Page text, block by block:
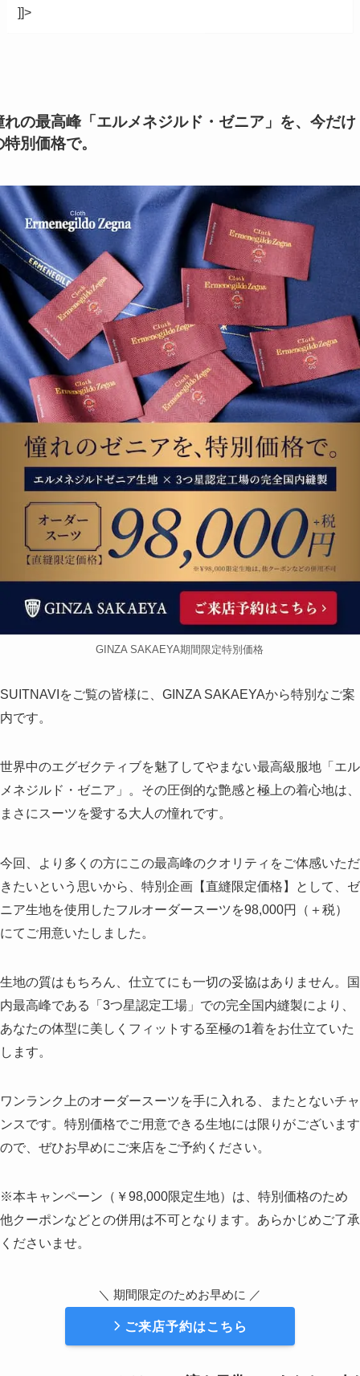
]]>
れの最高峰「エルメネジルド・ゼニア」を、今だけ
特別価格で。
GINZA SAKAEYA期間限定特別価格
SUITNAVIをご覧の皆様に、GINZA SAKAEYAから特別なご案
内です。
世界中のエグゼクティブを魅了してやまない最高級服地「エル
メネジルド・ゼニア」。その圧倒的な艶感と極上の着心地は、
まさにスーツを愛する大人の憧れです。
今回、より多くの方にこの最高峰のクオリティをご体感いただ
きたいという思いから、特別企画【直縫限定価格】として、ゼ
ニア生地を使用したフルオーダースーツを98,000円（＋税）
にてご用意いたしました。
生地の質はもちろん、仕立てにも一切の妥協はありません。国
内最高峰である「3つ星認定工場」での完全国内縫製により、
あなたの体型に美しくフィットする至極の1着をお仕立ていた
します。
ワンランク上のオーダースーツを手に入れる、またとないチャ
ンスです。特別価格でご用意できる生地には限りがございます
ので、ぜひお早めにご来店をご予約ください。
※本キャンペーン（￥98,000限定生地）は、特別価格のため
他クーポンなどとの併用は不可となります。あらかじめご了承
くださいませ。
＼ 期間限定のためお早めに ／
ご来店予約はこちら